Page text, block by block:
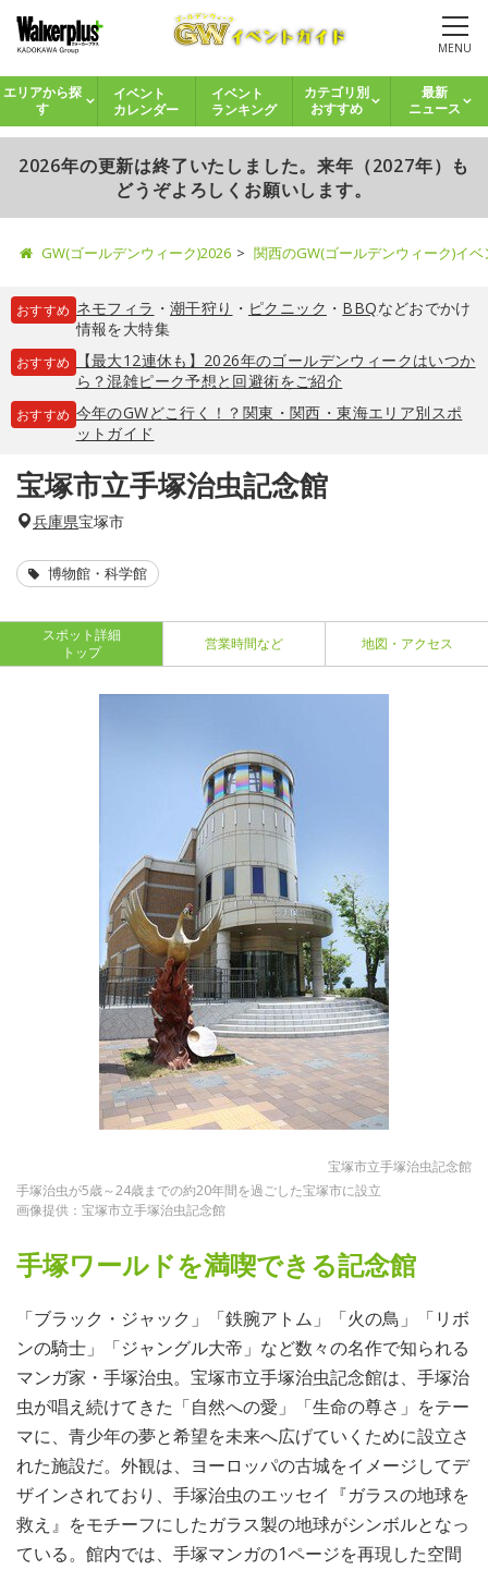
MENU
エリアから探
す
イベント
カレンダー
イベント
ランキング
カテゴリ別
おすすめ
最新
ニュース
2026年の更新は終了いたしました。来年（2027年）も
どうぞよろしくお願いします。
GW(ゴールデンウィーク)2026 関西のGW(ゴールデンウィーク)イ
おすすめ ネモフィラ ・ 潮干狩り ・ ピクニック ・ BBQなどおでかけ
情報を大特集
おすすめ
【最大12連休も】2026年のゴールデンウィークはいつか
ら？混雑ピーク予想と回避術をご紹介
おすすめ 今年のGWどこ行く！？関東・関西・東海エリア別スポ
ットガイド
宝塚市立手塚治虫記念館
兵庫県宝塚市
博物館・科学館
スポット詳細
トップ
営業時間など 地図・アクセス
宝塚市立手塚治虫記念館
手塚治虫が5歳～24歳までの約20年間を過ごした宝塚市に設立
画像提供：宝塚市立手塚治虫記念館
手塚ワールドを満喫できる記念館
「ブラック・ジャック」「鉄腕アトム」「火の鳥」「リボ
ンの騎士」「ジャングル大帝」など数々の名作で知られる
マンガ家・手塚治虫。宝塚市立手塚治虫記念館は、手塚治
虫が唱え続けてきた「自然への愛」「生命の尊さ」をテー
マに、青少年の夢と希望を未来へ広げていくために設立さ
れた施設だ。外観は、ヨーロッパの古城をイメージしてデ
ザインされており、手塚治虫のエッセイ『ガラスの地球を
救え』をモチーフにしたガラス製の地球がシンボルとなっ
ている。館内では、手塚マンガの1ページを再現した空間